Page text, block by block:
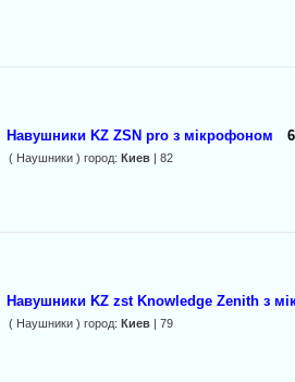
Навушники KZ ZSN pro з мікрофоном
( Наушники ) город: Киев| 82
Навушники KZ zst Knowledge Zenith з
( Наушники ) город: Киев| 79